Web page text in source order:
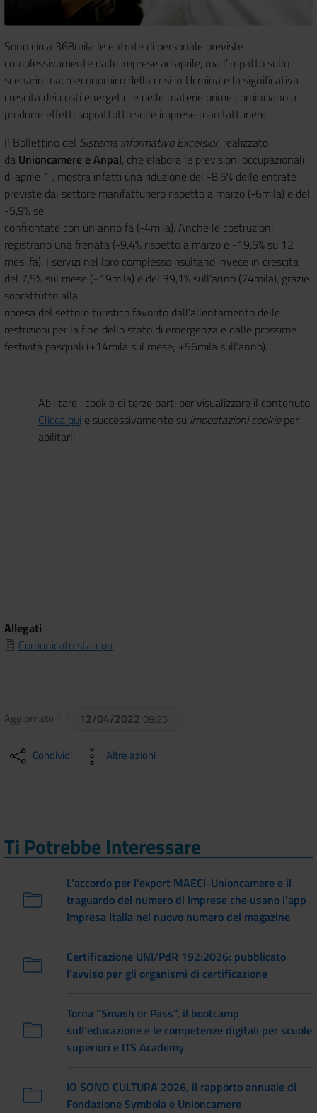
Sono circa 368mila le entrate di personale previste
complessivamente dalle imprese ad aprile, ma l’impatto sullo
scenario macroeconomico della crisi in Ucraina e la significativa
crescita dei costi energetici e delle materie prime cominciano a
produrre effetti soprattutto sulle imprese manifatturiere.
Il Bollettino del Sistema informativo Excelsior, realizzato
da Unioncamere e Anpal, che elabora le previsioni occupazionali
di aprile 1 , mostra infatti una riduzione del -8,5% delle entrate
previste dal settore manifatturiero rispetto a marzo (-6mila) e del
-5,9% se
confrontate con un anno fa (-4mila). Anche le costruzioni
registrano una frenata (-9,4% rispetto a marzo e -19,5% su 12
mesi fa). I servizi nel loro complesso risultano invece in crescita
del 7,5% sul mese (+19mila) e del 39,1% sull’anno (74mila), grazie
soprattutto alla
ripresa del settore turistico favorito dall’allentamento delle
restrizioni per la fine dello stato di emergenza e dalle prossime
festività pasquali (+14mila sul mese; +56mila sull’anno).
Abilitare i cookie di terze parti per visualizzare il contenuto.
Clicca qui e successivamente su impostazioni cookieper
abilitarli
Allegati
Comunicato stampa
Aggiornato il 12/04/2022 09:25
Condividi Altre azioni
Ti Potrebbe Interessare
L'accordo per l'export MAECI-Unioncamere e il
traguardo del numero di imprese che usano l'app
Impresa Italia nel nuovo numero del magazine
Certificazione UNI/PdR 192:2026: pubblicato
l'avviso per gli organismi di certificazione
Torna “Smash or Pass”, il bootcamp
sull’educazione e le competenze digitali per scuole
superiori e ITS Academy
IO SONO CULTURA 2026, il rapporto annuale di
Fondazione Symbola e Unioncamere